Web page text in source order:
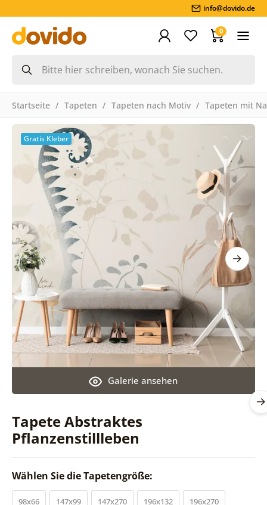
info@dovido.de
0
Startseite Tapeten Tapeten nach Motiv Tapeten mit
Tapete Abstraktes
Pflanzenstillleben
Galerie ansehen
Gratis Kleber
Wählen Sie die Tapetengröße:
98x66 147x99 147x270 196x132 196x270